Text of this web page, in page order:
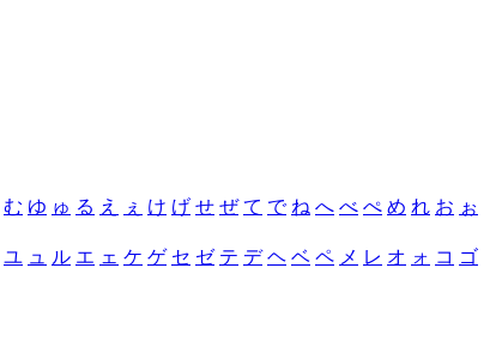
む ゆ ゅ る え ぇ け げ せ ぜ て で ね へ べ ぺ め れ お ぉ
ユ ュ ル エ ェ ケ ゲ セ ゼ テ デ ヘ ベ ペ メ レ オ ォ コ ゴ